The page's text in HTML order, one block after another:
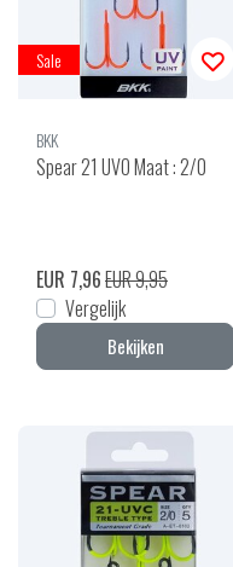
Sale
BKK
Spear 21 UVO Maat : 2/0
EUR 7,96EUR 9,95
Vergelijk
Bekijken